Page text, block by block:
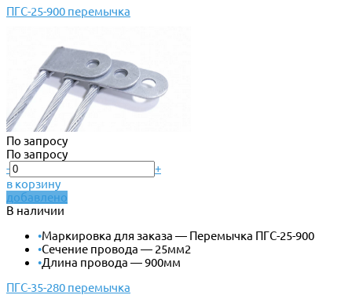
ПГС-25-900 перемычка
По запросу
По запросу
-
+
в корзину
добавлено
В наличии
•Маркировка для заказа — Перемычка ПГС-25-900
•Сечение провода — 25мм2
•Длина провода — 900мм
ПГС-35-280 перемычка